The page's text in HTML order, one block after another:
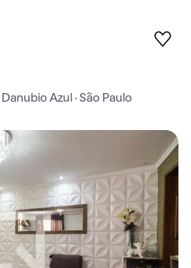
Azul · São Paulo